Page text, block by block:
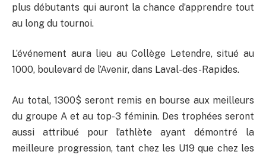
plus débutants qui auront la chance d’apprendre tout
au long du tournoi.
L’événement aura lieu au Collège Letendre, situé au
1000, boulevard de l’Avenir, dans Laval-des-Rapides.
Au total, 1300$ seront remis en bourse aux meilleurs
du groupe A et au top-3 féminin. Des trophées seront
aussi attribué pour l’athlète ayant démontré la
meilleure progression, tant chez les U19 que chez les